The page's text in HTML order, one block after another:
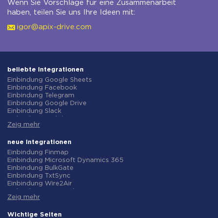
Wenn Sie Vorschläge für eine Zusammenarbeit
haben, teilen Sie uns Ihre Ideen mit:
igor@apix-drive.com
beliebte Integrationen
Einbindung Google Sheets
Einbindung Facebook
Einbindung Telegram
Einbindung Google Drive
Einbindung Slack
Einbindung Gmail
Einbindung ClickUp
Einbindung Airtable
Einbindung Google Contacts
Einbindung OpenAI (ChatGPT)
Einbindung Instagram
Einbindung ActiveCampaign
Einbindung Typeform
Einbindung Salesforce CRM
Einbindung Notion
Zeig mehr
neue Integrationen
Einbindung Finmap
Einbindung Microsoft Dynamics 365
Einbindung BulkGate
Einbindung TxtSync
Einbindung Wire2Air
Einbindung Infobip
Einbindung AtomPark
Zeig mehr
Wichtige Seiten